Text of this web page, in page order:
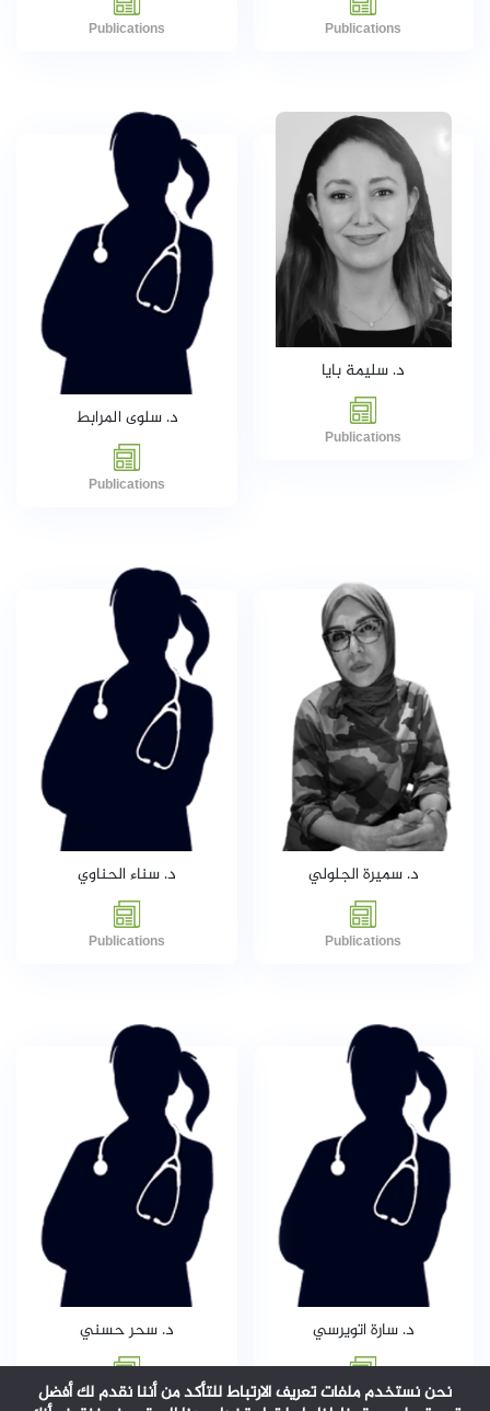
Publications
Publications
د. سليمة بايا
Publications
د. سلوى المرابط
Publications
د. سميرة الجلولي
Publications
د. سناء الحناوي
Publications
د. سارة اتويرسي
Publications
د. سحر حسني
Publications
نحن نستخدم ملفات تعريف الارتباط للتأكد من أننا نقدم لك أفضل